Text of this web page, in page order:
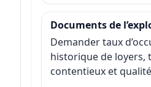
Documents de
Demander taux
historique de loyers,
contentieux et